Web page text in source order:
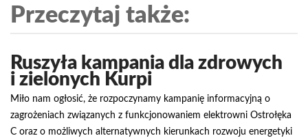
Przeczytaj także:
Ruszyła kampania dla zdrowych
i zielonych Kurpi
Miło nam ogłosić, że rozpoczynamy kampanię informacyjną o
zagrożeniach związanych z funkcjonowaniem elektrowni Ostrołęka
C oraz o możliwych alternatywnych kierunkach rozwoju energetyki